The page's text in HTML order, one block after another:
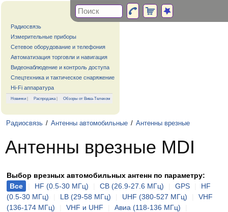
Радиосвязь
Измерительные приборы
Сетевое оборудование и телефония
Автоматизация торговли и навигация
Видеонаблюдение и контроль доступа
Спецтехника и тактическое снаряжение
Hi-Fi аппаратура
Новинки | Распродажа| Обзоры от Вива-Телеком
Радиосвязь / Антенны автомобильные / Антенны врезные
Антенны врезные MDI
Выбор врезных автомобильных антенн по параметру:
Все
HF (0.5-30 МГц) CB (26.9-27.6 МГц) GPS
HF
(0.5-30 МГц)
LB (29-58 МГц) UHF (380-527 МГц)
VHF
(136-174 МГц)
VHF и UHF Авиа (118-136 МГц)